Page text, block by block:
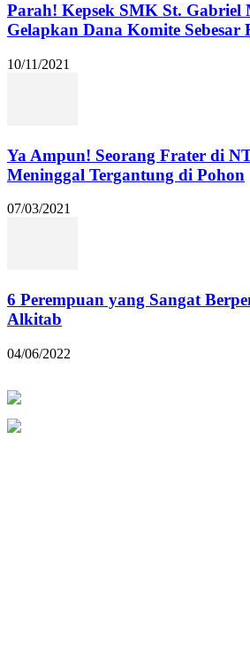
Parah! Kepsek SMK St. Gabriel
Gelapkan Dana Komite
10/11/2021
Ya Ampun! Seorang Frater di
Meninggal Tergantung di Pohon
07/03/2021
6 Perempuan yang Sangat
Alkitab
04/06/2022